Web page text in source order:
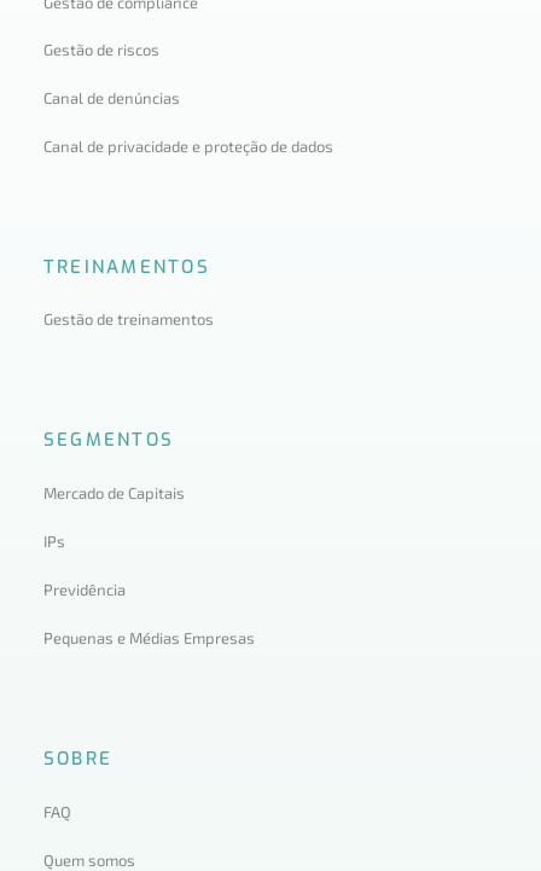
Gestão de riscos
Canal de denúncias
Canal de privacidade e proteção de dados
TREINAMENTOS
Gestão de treinamentos
SEGMENTOS
Mercado de Capitais
IPs
Previdência
Pequenas e Médias Empresas
SOBRE
FAQ
Quem somos